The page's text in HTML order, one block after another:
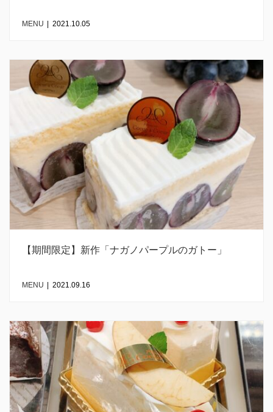
MENU 2021.10.05
【期間限定】新作「ナガノパープルのガトー」
MENU 2021.09.16